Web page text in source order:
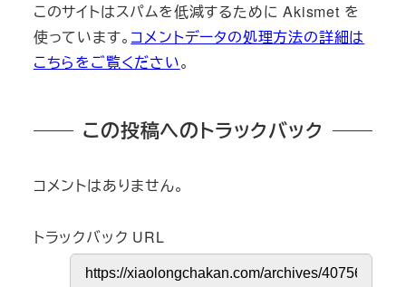
このサイトはスパムを低減するために Akismet を
使っています。 コメントデータの処理方法の詳細は
こちらをご覧ください。
この投稿へのトラックバック
コメントはありません。
トラックバック URL